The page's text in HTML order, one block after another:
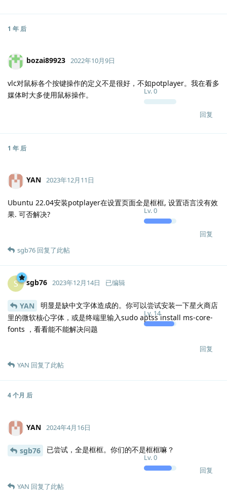
1 年 后
bozai89923
Lv.0
2022年10月9日
vlc对鼠标各个按键操作的定义不是很好，不如potplayer。我在看多
媒体时大多使用鼠标操作。
回复
1 年 后
YAN
Lv.0
2023年12月11日
Ubuntu 22.04安装potplayer在设置页面全是框框, 设置语言没有效
果. 可否解决?
回复
sgb76 回复了此帖
S sgb76
Lv. 14
2023年12月14日 已编辑
YAN
明显是缺中文字体造成的。你可以尝试安装一下星火商店
里的微软核心字体，或是终端里输入sudo aptss install ms-core-
fonts ，看看能不能解决问题
回复
YAN 回复了此帖
4 个月 后
YAN
Lv.0
2024年4月16日
sgb76 已尝试，全是框框。你们的不是框框嘛？
回复
YAN 回复了此帖